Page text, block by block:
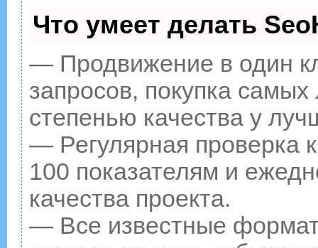
Что умеет делать
— Продвижение в один
запросов, покупка
степенью качества у
— Регулярная проверка
100 показателям и
качества проекта.
— Все известные